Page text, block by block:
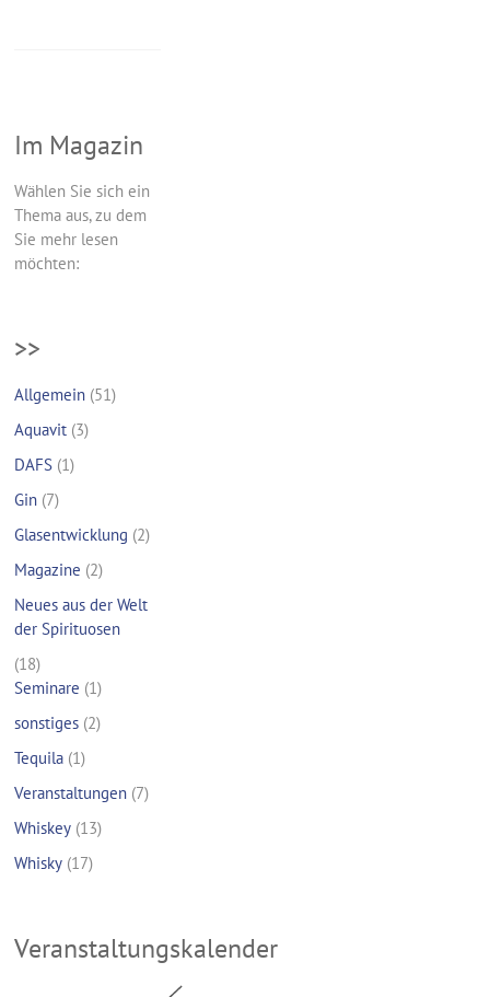
Im Magazin
Wählen Sie sich ein
Thema aus, zu dem
Sie mehr lesen
möchten:
>>
Allgemein (51)
Aquavit (3)
DAFS (1)
Gin (7)
Glasentwicklung (2)
Magazine (2)
Neues aus der Welt
der Spirituosen
(18)
Seminare (1)
sonstiges (2)
Tequila (1)
Veranstaltungen (7)
Whiskey (13)
Whisky (17)
Veranstaltungskalender